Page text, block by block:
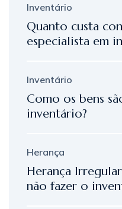
Inventário
Quanto custa
especialista em
Inventário
Como os bens
inventário?
Herança
Herança
não fazer o